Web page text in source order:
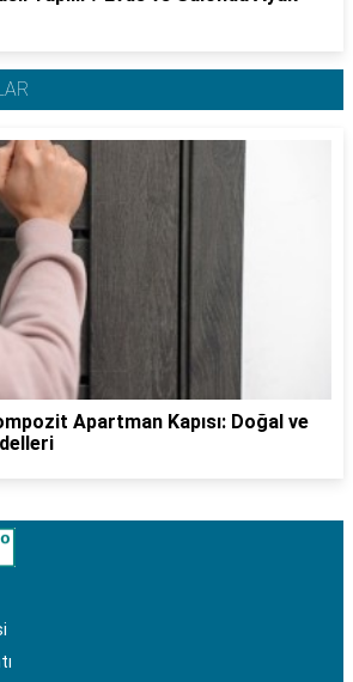
Apartman Kapısı: Doğal ve